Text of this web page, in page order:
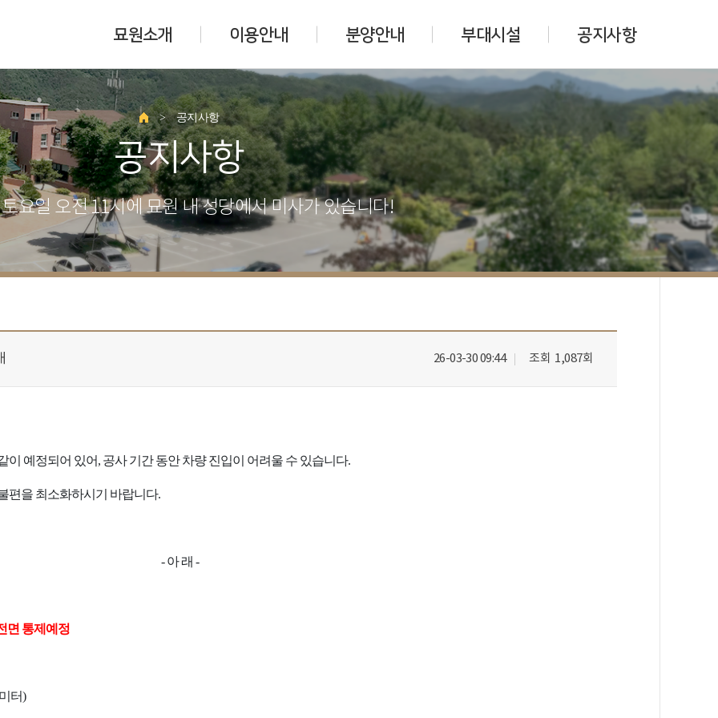
묘원소개 이용안내 분양안내 부대시설 공지사항
> 공지사항
공지사항
요일 오전 11시에 묘원 내 성당에서 미사가 있습니다!
26-03-30 09:44 조회 1,087회
예정되어 있어, 공사 기간 동안 차량 진입이 어려울 수 있습니다.
편을 최소화하시기 바랍니다.
- 아 래 -
면 통제예정
터)